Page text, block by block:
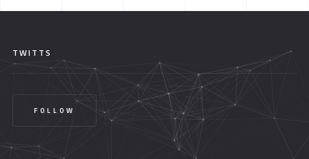
TWITTS
FOLLOW